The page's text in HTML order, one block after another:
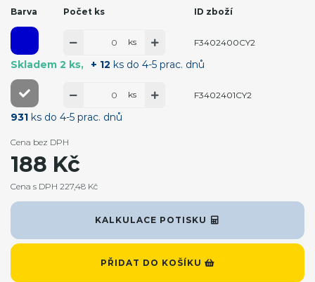
Barva Počet ks ID zboží
Skladem 2 ks + 12 ks do 4-5 prac. dnů
ks F3402400CY2
931 ks do 4-5 prac. dnů
ks F3402401CY2
KALKULACE POTISKU
PŘIDAT DO KOŠÍKU
Cena bez DPH
188 Kč
Cena s DPH 227,48 Kč